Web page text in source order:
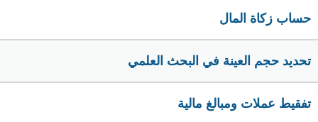
حساب زكاة المال
تحديد حجم العينة في البحث العلمي
تفقيط عملات ومبالغ مالية